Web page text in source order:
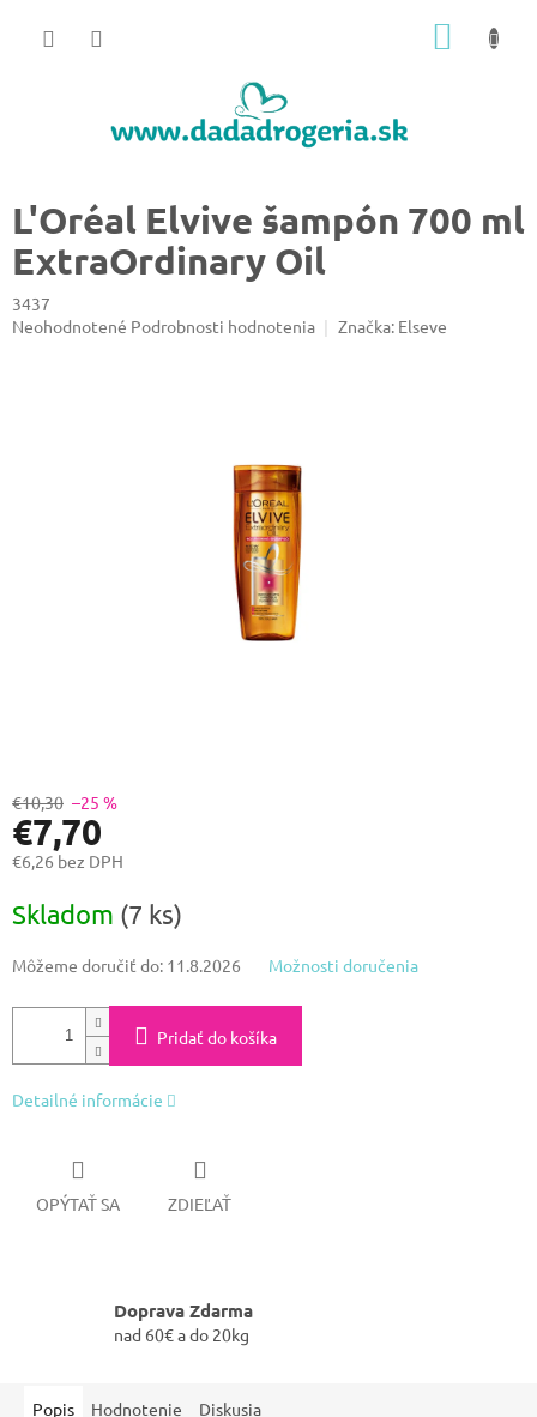
L'Oréal Elvive šampón 700 ml
ExtraOrdinary Oil
3437
Priemerné
Neohodnotené Podrobnosti hodnotenia Značka: Elseve
€10,30 –25 %
€7,70
€6,26 bez DPH
cena:
Skladom (7 ks)
Môžeme doručiť do: 11.8.2026 Možnosti doručenia
Pridať do košíka
Detailné informácie
OPÝTAŤ SA ZDIEĽAŤ
Doprava Zdarma
nad 60€ a do 20kg
Popis Hodnotenie Diskusia